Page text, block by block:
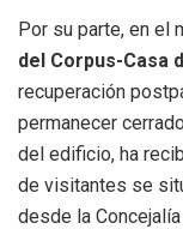
Por su parte, en el
del Corpus-Casa
recuperación
permanecer
del edificio, ha
de visitantes se
desde la